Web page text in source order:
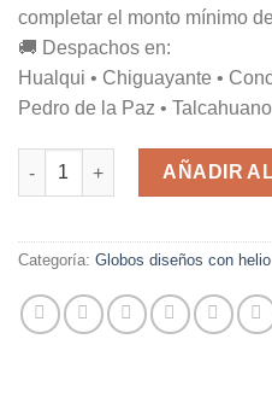
completar el monto mínimo
🚚 Despachos en:
Hualqui • Chiguayante •
Pedro de la Paz •
Unicornio Mate 68x55cm
AÑADIR
Categoría: Globos diseños con helio